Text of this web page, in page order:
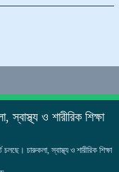
ও শারীরিক শিক্ষা
চারুকলা, স্বাস্থ্য ও শারীরিক শিক্ষা